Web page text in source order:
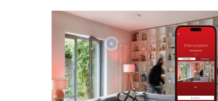
Thema(2)
Bereich(1)
International
Zeitraum